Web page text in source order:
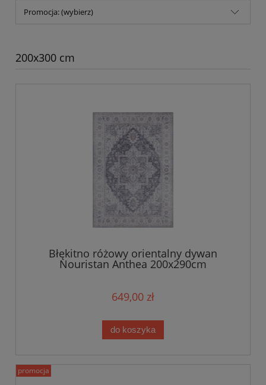
Promocja: (wybierz)
200x300 cm
Błękitno różowy orientalny dywan
Nouristan Anthea 200x290cm
649,00 zł
do koszyka
promocja